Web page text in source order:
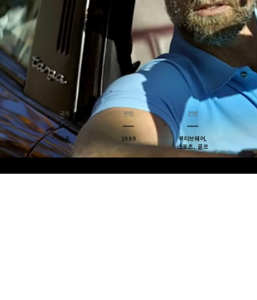
​국가
미국
​런칭
1989
​컨셉
액티브웨어,
스포츠, 골프